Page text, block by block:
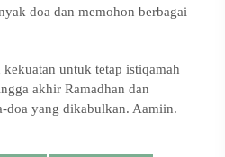
doa dan memohon berbagai
untuk tetap istiqamah
akhir Ramadhan dan
doa yang dikabulkan. Aamiin.